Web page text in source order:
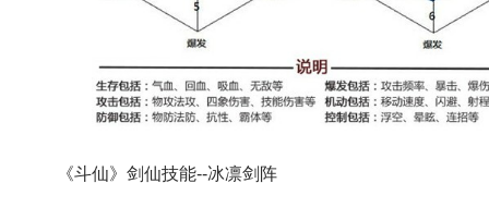
《斗仙》剑仙技能--冰凛剑阵